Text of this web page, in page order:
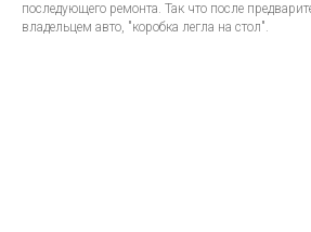
последующего ремонта. Так что после
владельцем авто, "коробка легла на стол".